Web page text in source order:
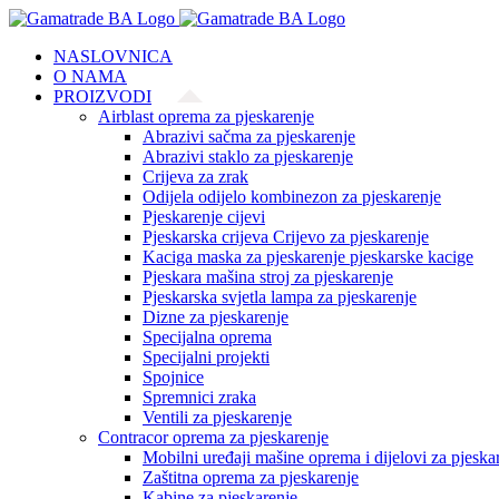
Skip
contentNASLOVNICA
O NAMA
PROIZVODI
Airblast oprema za pjeskarenje
Abrazivi sačma za pjeskarenje
Abrazivi staklo za pjeskarenje
Crijeva za zrak
Odijela odijelo kombinezon za pjeskarenje
Pjeskarenje cijevi
Pjeskarska crijeva Crijevo za pjeskarenje
Kaciga maska za pjeskarenje pjeskarske kacige
Pjeskara mašina stroj za pjeskarenje
Pjeskarska svjetla lampa za pjeskarenje
Dizne za pjeskarenje
Specijalna oprema
Specijalni projekti
Spojnice
Spremnici zraka
Ventili za pjeskarenje
Contracor oprema za pjeskarenje
Mobilni uređaji mašine oprema i dijelovi za
Zaštitna oprema za pjeskarenje